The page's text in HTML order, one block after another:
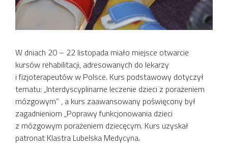
W dniach 20 – 22 listopada miało miejsce otwarcie
kursów rehabilitacji, adresowanych do lekarzy
i fizjoterapeutów w Polsce. Kurs podstawowy dotyczył
tematu: „Interdyscyplinarne leczenie dzieci z porażeniem
mózgowym” , a kurs zaawansowany poświęcony był
zagadnieniom „Poprawy funkcjonowania dzieci
z mózgowym porażeniem dziecęcym. Kurs uzyskał
patronat Klastra Lubelska Medycyna.